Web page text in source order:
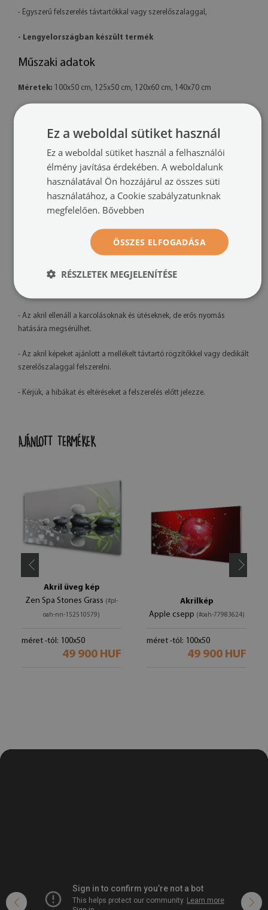
- Egyszerű felszerelés távtartókkal vagy szerelőszalaggal,
- Lengyelországban készült termék
Műszaki adatok
Méretek: 100x50 cm, 125x50 cm, 120x60 cm, 140x70 cm
Nyomtatás: UV – fakulásálló
vízszintes
távtartó rögzítők vagy szerelőszalag
További információk:
- A kész termék színei enyhén eltérhetnek a látványtervtől a monitor
kalibrációja és a használt tinta típusa miatt.
- Saját gyártásunknak köszönhetően lehetőség van grafikai
módosításokra az ügyfél kérésére.
- Az akril ellenáll a karcolásoknak és ütéseknek, de erős nyomás
hatására megsérülhet.
- Az akril képeket ajánlott a mellékelt távtartó rögzítőkkel vagy dedikált
szerelőszalaggal felszerelni.
- Kérjük, a hibákat és eltéréseket a felszerelés előtt jelezze.
AJÁNLOTT TERMÉKEK
Akril üveg kép
Zen Spa Stones Grass (#pl-
oah-nn-152510579)
méret -tól: 100x50
49 900 HUF
Akrilkép
Apple csepp (#oah-77983624)
méret -tól: 100x50
49 900 HUF
Ez a weboldal sütiket használ
Ez a weboldal sütiket használ a felhasználói
élmény javítása érdekében. A weboldalunk
használatával Ön hozzájárul az összes süti
használatához, a Cookie szabályzatunknak
megfelelően. Bővebben
ÖSSZES ELFOGADÁSA
RÉSZLETEK MEGJELENÍTÉSE